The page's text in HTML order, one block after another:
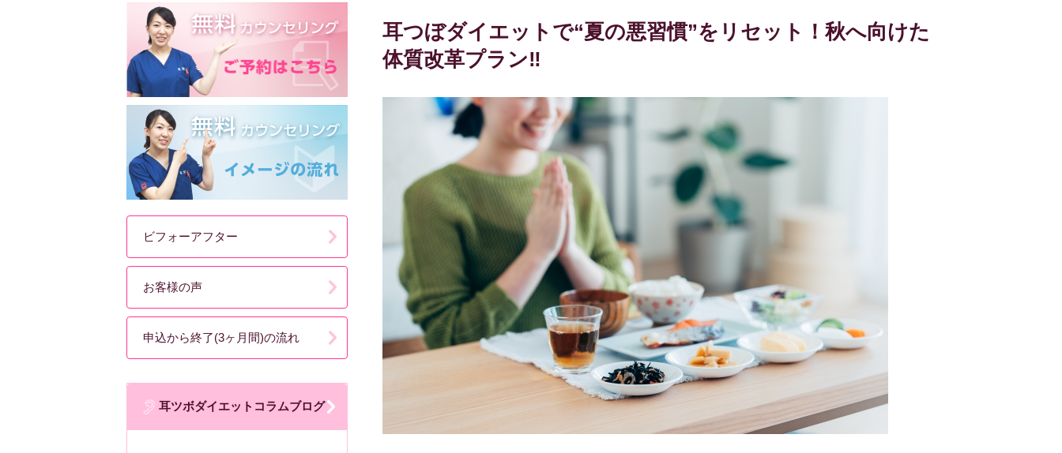
耳つぼダイエットで“夏の悪習慣”をリセット！秋へ向けた
体質改革プラン‼
ビフォーアフター
お客様の声
申込から終了(3ヶ月間)の流れ
耳ツボダイエットコラムブログ